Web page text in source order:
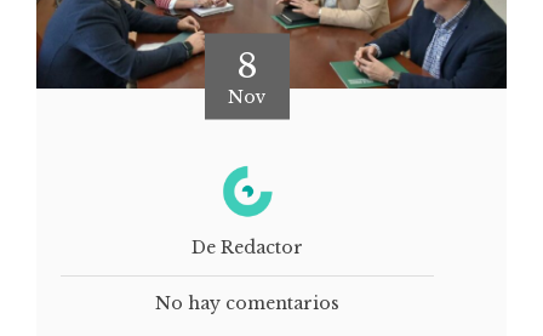
8
Nov
De Redactor
No hay comentarios